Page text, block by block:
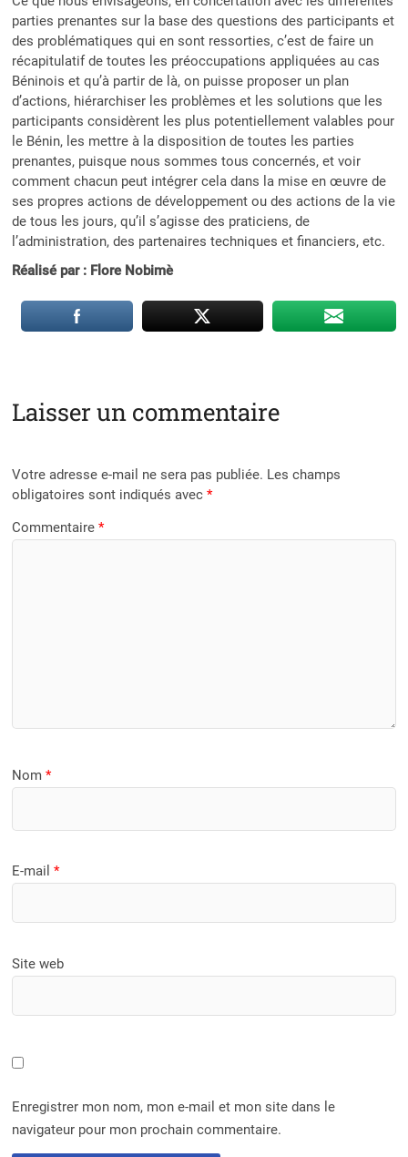
parties prenantes sur la base des questions des participants et
des problématiques qui en sont ressorties, c’est de faire un
récapitulatif de toutes les préoccupations appliquées au cas
Béninois et qu’à partir de là, on puisse proposer un plan
d’actions, hiérarchiser les problèmes et les solutions que les
participants considèrent les plus potentiellement valables pour
le Bénin, les mettre à la disposition de toutes les parties
prenantes, puisque nous sommes tous concernés, et voir
comment chacun peut intégrer cela dans la mise en œuvre de
ses propres actions de développement ou des actions de la vie
de tous les jours, qu’il s’agisse des praticiens, de
l’administration, des partenaires techniques et financiers, etc.
Réalisé par : Flore Nobimè
Laisser un commentaire
Votre adresse e-mail ne sera pas publiée. Les champs
obligatoires sont indiqués avec*
Commentaire*
Nom*
E-mail*
Site web
Enregistrer mon nom, mon e-mail et mon site dans le
navigateur pour mon prochain commentaire.